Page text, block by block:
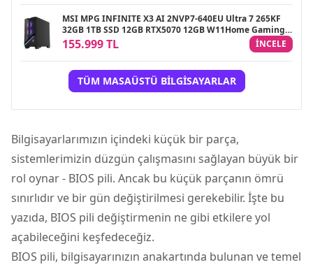
MSI MPG INFINITE X3 AI 2NVP7-640EU Ultra 7 265KF
32GB 1TB SSD 12GB RTX5070 12GB W11Home Gaming
Masaüstü PC
155.999 TL INCELE
TÜM MASAÜSTÜ BILGISAYARLAR
Bilgisayarlarımızın içindeki küçük bir parça,
sistemlerimizin düzgün çalışmasını sağlayan büyük bir
rol oynar - BIOS pili. Ancak bu küçük parçanın ömrü
sınırlıdır ve bir gün değiştirilmesi gerekebilir. İşte bu
yazıda, BIOS pili değiştirmenin ne gibi etkilere yol
açabileceğini keşfedeceğiz.
BIOS pili, bilgisayarınızın anakartında bulunan ve temel